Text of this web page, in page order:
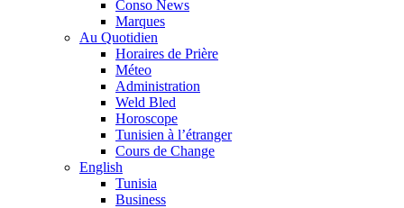
Conso News
Marques
Au Quotidien
Horaires de Prière
Méteo
Administration
Weld Bled
Horoscope
Tunisien à l’étranger
Cours de Change
English
Tunisia
Business